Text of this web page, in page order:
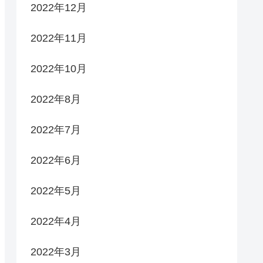
2022年12月
2022年11月
2022年10月
2022年8月
2022年7月
2022年6月
2022年5月
2022年4月
2022年3月